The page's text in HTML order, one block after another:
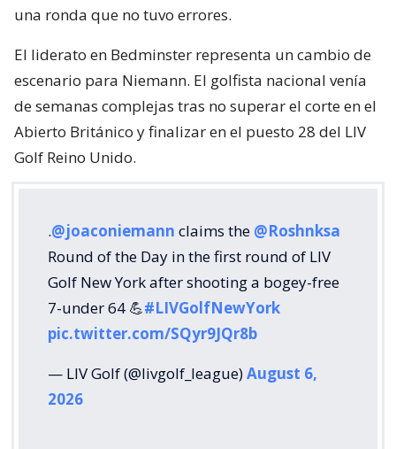
una ronda que no tuvo errores.
El liderato en Bedminster representa un cambio de
escenario para Niemann. El golfista nacional venía
de semanas complejas tras no superar el corte en el
Abierto Británico y finalizar en el puesto 28 del LIV
Golf Reino Unido.
.@joaconiemann claims the @Roshnksa
Round of the Day in the first round of LIV
Golf New York after shooting a bogey-free
7-under 64 💪#LIVGolfNewYork
pic.twitter.com/SQyr9JQr8b
— LIV Golf (@livgolf_league)August 6,
2026